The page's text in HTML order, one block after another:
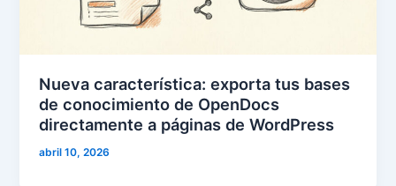
Nueva característica: exporta tus bases
de conocimiento de OpenDocs
directamente a páginas de WordPress
abril 10, 2026